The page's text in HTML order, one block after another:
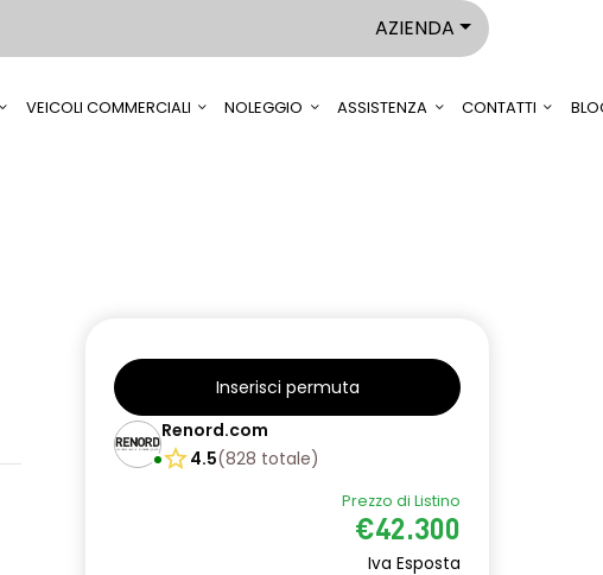
AZIENDA
VEICOLI COMMERCIALI NOLEGGIO ASSISTENZA CONTATTI
Inserisci permuta
Renord.com
4.5(828 totale)
Prezzo di Listino
€42.300
Iva Esposta